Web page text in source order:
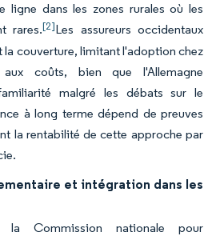
ligne dans les zones rurales où les
rares.[2]Les assureurs occidentaux
couverture, limitant l'adoption chez
coûts, bien que l'Allemagne
malgré les débats sur le
à long terme dépend de preuves
la rentabilité de cette approche par
et intégration dans les
Commission nationale pour